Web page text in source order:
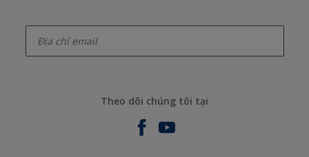
Theo dõi chúng tôi tại